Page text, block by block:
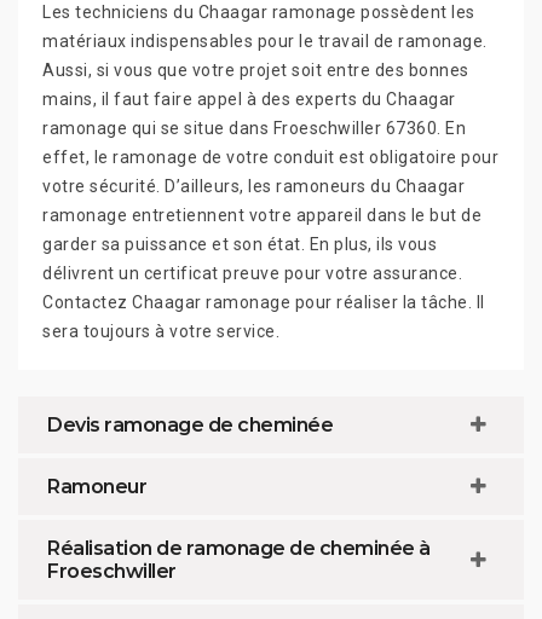
Les techniciens du Chaagar ramonage possèdent les
matériaux indispensables pour le travail de ramonage.
Aussi, si vous que votre projet soit entre des bonnes
mains, il faut faire appel à des experts du Chaagar
ramonage qui se situe dans Froeschwiller 67360. En
effet, le ramonage de votre conduit est obligatoire pour
votre sécurité. D’ailleurs, les ramoneurs du Chaagar
ramonage entretiennent votre appareil dans le but de
garder sa puissance et son état. En plus, ils vous
délivrent un certificat preuve pour votre assurance.
Contactez Chaagar ramonage pour réaliser la tâche. Il
sera toujours à votre service.
Devis ramonage de cheminée
Ramoneur
Réalisation de ramonage de cheminée à
Froeschwiller